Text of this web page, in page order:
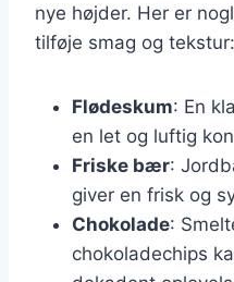
nye højder. Her er
tilføje smag og tekstur:
Flødeskum: En
en let og luftig
Friske bær:
giver en frisk og
Chokolade:
chokoladechips